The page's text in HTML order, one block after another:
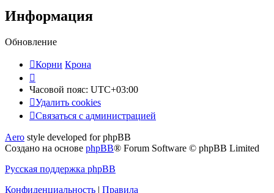
Информация
Обновление
Корни Крона
Часовой пояс: UTC+03:00
Удалить cookies
Связаться
администрацией
Связаться с администрацией
Aero style developed for phpBB
Создано на основе phpBB® Forum Software © phpBB Limited
Русская поддержка phpBB
Конфиденциальность | Правила